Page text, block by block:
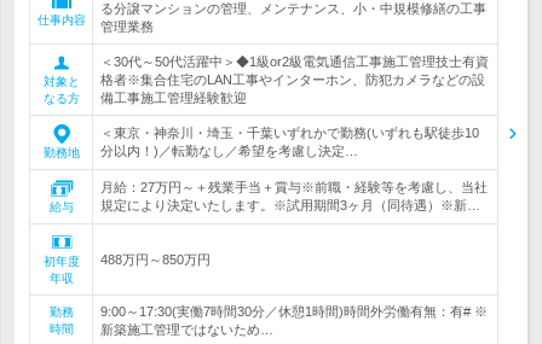
仕事内容
る分譲マンションの管理、メンテナンス、小・中規模修繕の工事
管理業務
対象と
なる方
＜30代～50代活躍中＞◆1級or2級電気通信工事施工管理技士有資
格者※集合住宅のLAN工事やインターホン、防犯カメラなどの設
備工事施工管理経験歓迎
勤務地
＜東京・神奈川・埼玉・千葉いずれかで勤務(いずれも駅徒歩10
分以内！)／転勤なし／希望を考慮し決定…
給与
月給：27万円～＋残業手当＋賞与※前職・経験等を考慮し、当社
規定により決定いたします。※試用期間3ヶ月（同待遇）※新…
初年度
年収
488万円～850万円
勤務
時間
9:00～17:30(実働7時間30分／休憩1時間)時間外労働有無：有# ※
新築施工管理ではないため…